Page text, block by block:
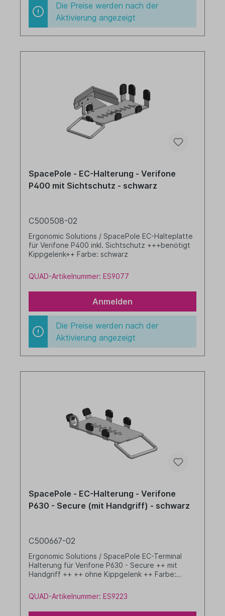
Die Preise werden nach der
Aktivierung angezeigt
SpacePole - EC-Halterung - Verifone
P400 mit Sichtschutz - schwarz
C500508-02
Ergonomic Solutions / SpacePole EC-Halteplatte
für Verifone P400 inkl. Sichtschutz +++benötigt
Kippgelenk++ Farbe: schwarz
QUAD-Artikelnummer: ES9077
Anmelden
Die Preise werden nach der
Aktivierung angezeigt
SpacePole - EC-Halterung - Verifone
P630 - Secure (mit Handgriff) - schwarz
C500667-02
Ergonomic Solutions / SpacePole EC-Terminal
Halterung für Verifone P630 - Secure ++ mit
Handgriff ++ ++ ohne Kippgelenk ++ Farbe:
QUAD-Artikelnummer: ES9223